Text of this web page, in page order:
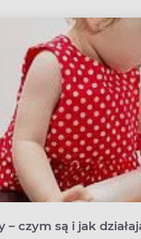
– czym są i jak